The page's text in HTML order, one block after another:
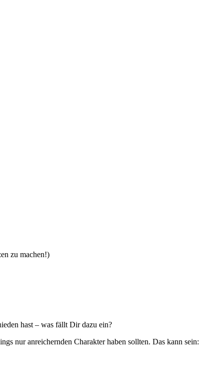
zu machen!)
hast – was fällt Dir dazu ein?
nur anreichernden Charakter haben sollten. Das kann sein: